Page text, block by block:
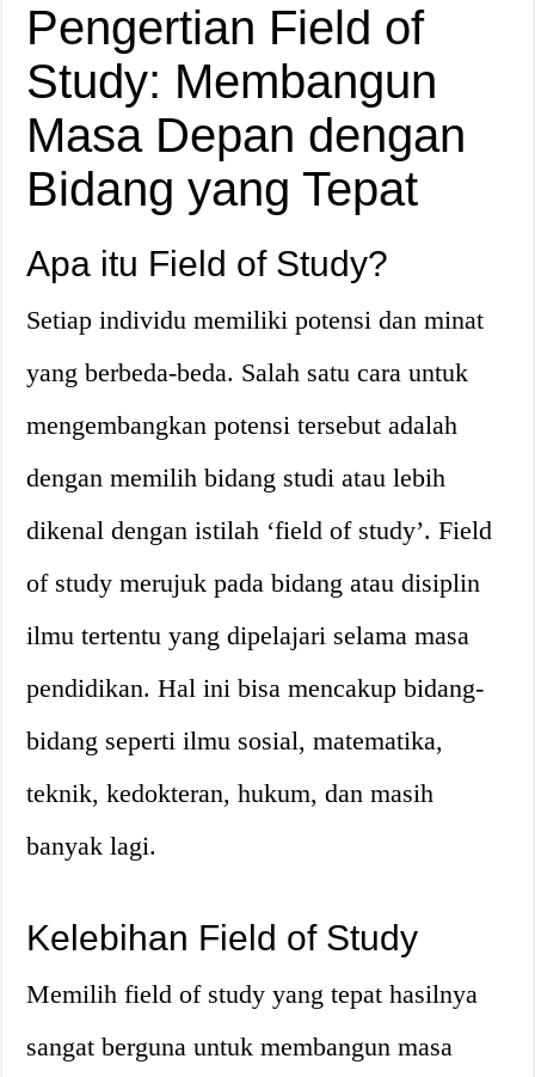
Pengertian Field of
Study: Membangun
Masa Depan dengan
Bidang yang Tepat
Apa itu Field of Study?
Setiap individu memiliki potensi dan minat
yang berbeda-beda. Salah satu cara untuk
mengembangkan potensi tersebut adalah
dengan memilih bidang studi atau lebih
dikenal dengan istilah ‘field of study’. Field
of study merujuk pada bidang atau disiplin
ilmu tertentu yang dipelajari selama masa
pendidikan. Hal ini bisa mencakup bidang-
bidang seperti ilmu sosial, matematika,
teknik, kedokteran, hukum, dan masih
banyak lagi.
Kelebihan Field of Study
Memilih field of study yang tepat hasilnya
sangat berguna untuk membangun masa